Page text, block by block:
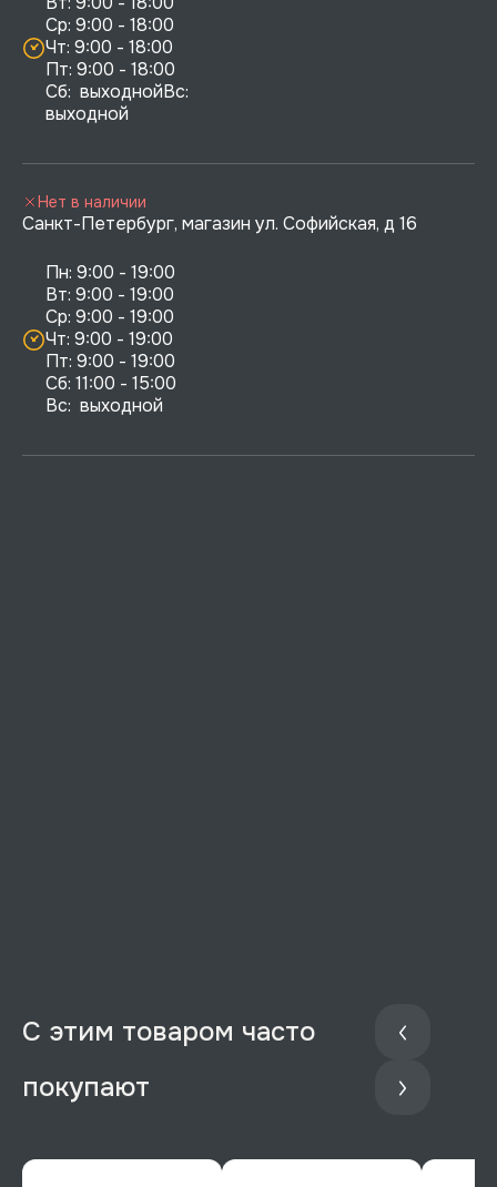
Ср: 9:00 - 18:00
Чт: 9:00 - 18:00
Пт: 9:00 - 18:00
Сб:  выходнойВс:
выходной
Санкт-Петербург, магазин ул. Софийская, д 16
Пн: 9:00 - 19:00
Вт: 9:00 - 19:00
Ср: 9:00 - 19:00
Чт: 9:00 - 19:00
Пт: 9:00 - 19:00
Сб: 11:00 - 15:00
Вс:  выходной
Нет в наличии
С этим товаром часто
покупают